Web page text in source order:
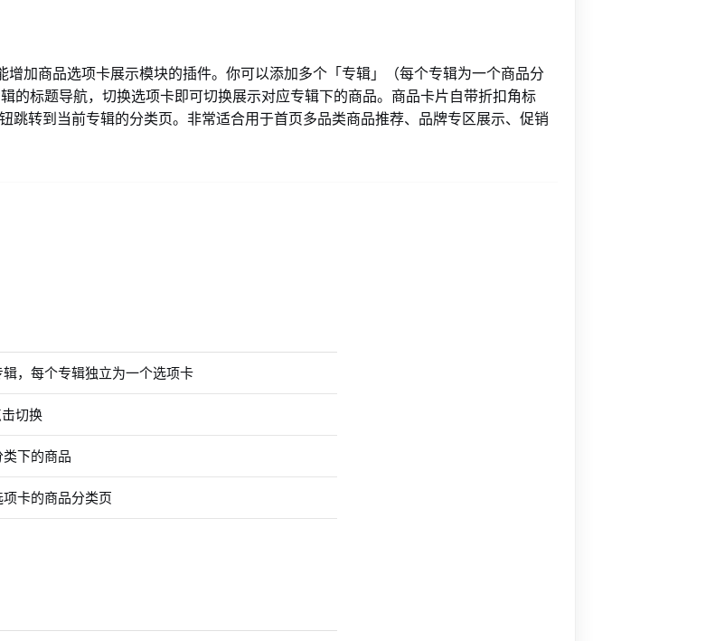
加商品选项卡展示模块的插件。你可以添加多个「专辑」（每个专辑为一个商品分
标题导航，切换选项卡即可切换展示对应专辑下的商品。商品卡片自带折扣角标
跳转到当前专辑的分类页。非常适合用于首页多品类商品推荐、品牌专区展示、促销
，每个专辑独立为一个选项卡
切换
下的商品
卡的商品分类页